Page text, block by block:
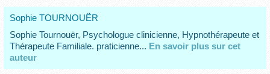
Sophie TOURNOUËR
Sophie Tournouër, Psychologue clinicienne, Hypnothérapeute et
Thérapeute Familiale. praticienne... En savoir plus sur cet
auteur